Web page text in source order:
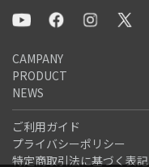
CAMPANY
PRODUCT
NEWS
ご利用ガイド
プライバシーポリシー
特定商取引法に基づく表記